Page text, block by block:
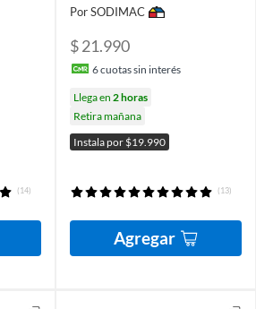
(14)
Por SODIMAC
$ 21.990
6cuotas sin interés
Llega en 2 horas
Retira mañana
Instala por $19.990
(13)
Agregar